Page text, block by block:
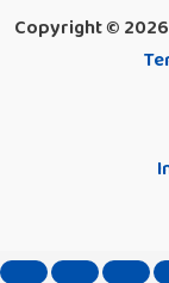
Copyright ©